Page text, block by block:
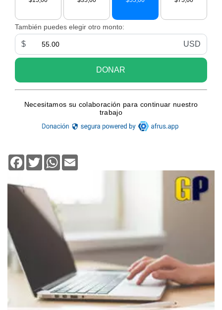
Facebook
TwitterWhatsApp